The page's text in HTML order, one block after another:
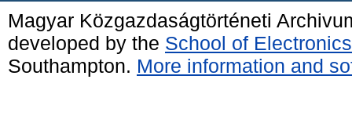
Magyar Közgazdaságtörténeti
developed by the School of
Southampton. More information and